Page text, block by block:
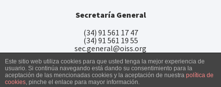
Secretaría General
(34) 91 561 17 47
(34) 91 561 19 55
sec.general@oiss.org
Este sitio web utiliza cookies para que usted tenga la mejor experiencia de
usuario. Si continúa navegando está dando su consentimiento para la
aceptación de las mencionadas cookies y la aceptación de nuestra política de
cookies, pinche el enlace para mayor información.